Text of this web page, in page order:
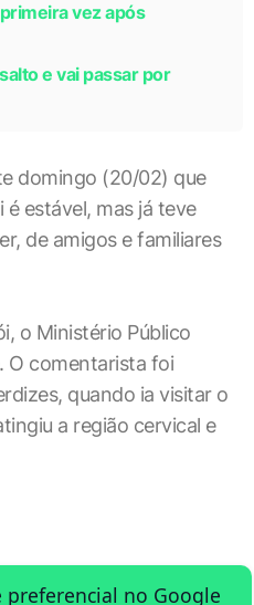
vez após
e vai passar por
domingo (20/02) que
estável, mas já teve
de amigos e familiares
o Ministério Público
O comentarista foi
quando ia visitar o
a região cervical e
no Google